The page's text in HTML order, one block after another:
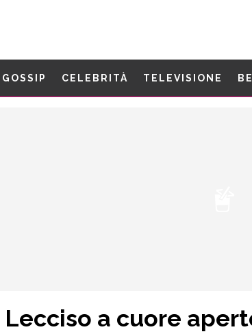
GOSSIP CELEBRITÀ TELEVISIONE
a cuore